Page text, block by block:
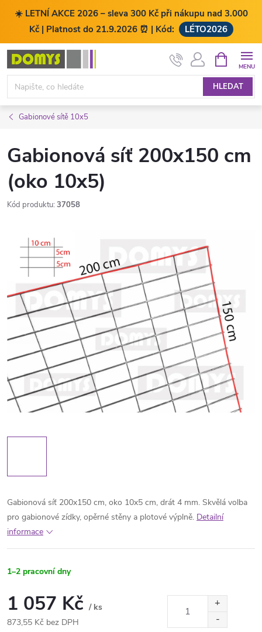
☀️ LETNÍ AKCE 2026 – sleva 300 Kč při nákupu nad 3.000
Kč | Platnost do 21.9.2026 ⏰ | Kód:
LÉTO2026
Přejít
obsah
HLEDAT
NÁKUPNÍ
KOŠÍK
Gabionové sítě 10x5
Gabionová síť 200x150 cm
(oko 10x5)
Kód produktu: 37058
Gabionová síť 200x150 cm, oko 10x5 cm, drát 4 mm. Skvělá volba
pro gabionové zídky, opěrné stěny a plotové výplně. Detailní
informace
1–2 pracovní dny
1 057 Kč / ks
873,55 Kč bez DPH